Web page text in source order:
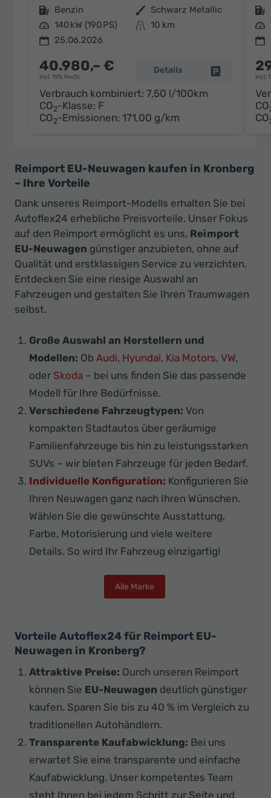
Kraftstoff Benzin Außenfarbe Schwarz Metallic
Leistung 140 kW (190 PS) Kilometerstand 10 km
25.06.2026
40.980,– €
incl. 19% MwSt.
Details Fahrzeug
Verbrauch kombiniert: 7,50 l/100km
CO2-Klasse: F
CO2-Emissionen: 171,00 g/km
Kraftstoff
Leistung
incl.
CO
CO
Reimport EU-Neuwagen kaufen in Kronberg
– Ihre Vorteile
Dank unseres Reimport-Modells erhalten Sie bei
Autoflex24 erhebliche Preisvorteile. Unser Fokus
auf den Reimport ermöglicht es uns, Reimport
EU-Neuwagen günstiger anzubieten, ohne auf
Qualität und erstklassigen Service zu verzichten.
Entdecken Sie eine riesige Auswahl an
Fahrzeugen und gestalten Sie Ihren Traumwagen
selbst.
Große Auswahl an Herstellern und
Modellen: Ob Audi, Hyundai, Kia Motors, VW,
oder Skoda – bei uns finden Sie das passende
Modell für Ihre Bedürfnisse.
Verschiedene Fahrzeugtypen: Von
kompakten Stadtautos über geräumige
Familienfahrzeuge bis hin zu leistungsstarken
SUVs – wir bieten Fahrzeuge für jeden Bedarf.
Individuelle Konfiguration: Konfigurieren Sie
Ihren Neuwagen ganz nach Ihren Wünschen.
Wählen Sie die gewünschte Ausstattung,
Farbe, Motorisierung und viele weitere
Details. So wird Ihr Fahrzeug einzigartig!
Alle Marke
Vorteile Autoflex24 für Reimport EU-
Neuwagen in Kronberg?
Attraktive Preise: Durch unseren Reimport
können Sie EU-Neuwagen deutlich günstiger
kaufen. Sparen Sie bis zu 40 % im Vergleich zu
traditionellen Autohändlern.
Transparente Kaufabwicklung: Bei uns
erwartet Sie eine transparente und einfache
Kaufabwicklung. Unser kompetentes Team
steht Ihnen bei jedem Schritt zur Seite und